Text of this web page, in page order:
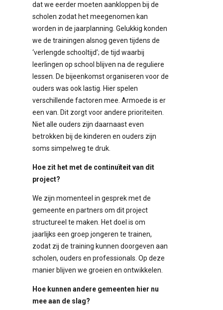
dat we eerder moeten aankloppen bij de
scholen zodat het meegenomen kan
worden in de jaarplanning. Gelukkig konden
we de trainingen alsnog geven tijdens de
‘verlengde schooltijd’; de tijd waarbij
leerlingen op school blijven na de reguliere
lessen. De bijeenkomst organiseren voor de
ouders was ook lastig. Hier spelen
verschillende factoren mee. Armoede is er
een van. Dit zorgt voor andere prioriteiten.
Niet alle ouders zijn daarnaast even
betrokken bij de kinderen en ouders zijn
soms simpelweg te druk.
Hoe zit het met de continuïteit van dit
project?
We zijn momenteel in gesprek met de
gemeente en partners om dit project
structureel te maken. Het doel is om
jaarlijks een groep jongeren te trainen,
zodat zij de training kunnen doorgeven aan
scholen, ouders en professionals. Op deze
manier blijven we groeien en ontwikkelen.
Hoe kunnen andere gemeenten hier nu
mee aan de slag?